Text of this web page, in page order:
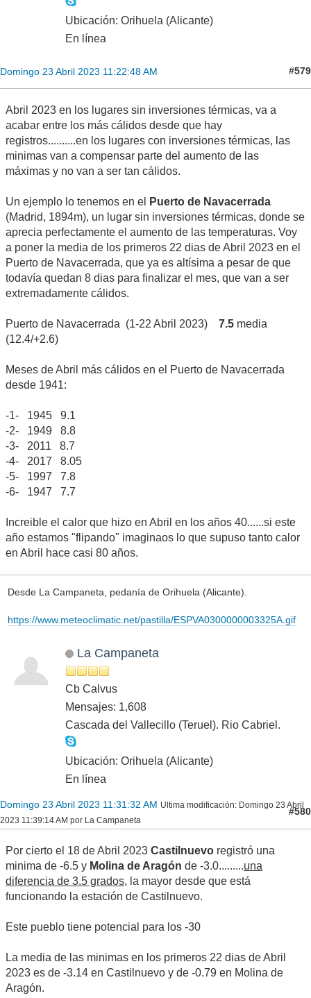
Ubicación: Orihuela (Alicante)
En línea
Domingo 23 Abril 2023 11:22:48 AM #579
Abril 2023 en los lugares sin inversiones térmicas, va a
acabar entre los más cálidos desde que hay
registros..........en los lugares con inversiones térmicas, las
minimas van a compensar parte del aumento de las
máximas y no van a ser tan cálidos.
Un ejemplo lo tenemos en el
Puerto de Navacerrada
(Madrid, 1894m), un lugar sin inversiones térmicas, donde se
aprecia perfectamente el aumento de las temperaturas. Voy
a poner la media de los primeros 22 dias de Abril 2023 en el
Puerto de Navacerrada, que ya es altísima a pesar de que
todavía quedan 8 dias para finalizar el mes, que van a ser
extremadamente cálidos.
Puerto de Navacerrada (1-22 Abril 2023) 7.5 media
(12.4/+2.6)
Meses de Abril más cálidos en el Puerto de Navacerrada
desde 1941:
-1- 1945 9.1
-2- 1949 8.8
-3- 2011 8.7
-4- 2017 8.05
-5- 1997 7.8
-6- 1947 7.7
Increible el calor que hizo en Abril en los años 40......si este
año estamos "flipando" imaginaos lo que supuso tanto calor
en Abril hace casi 80 años.
Desde La Campaneta, pedanía de Orihuela (Alicante).
https://www.meteoclimatic.net/pastilla/ESPVA0300000003325A.gif
La Campaneta
Cb Calvus
Mensajes: 1,608
Cascada del Vallecillo (Teruel). Rio Cabriel.
Ubicación: Orihuela (Alicante)
En línea
Domingo 23 Abril 2023 11:31:32 AM Ultima modificación: Domingo 23 Abril
2023 11:39:14 AM por La Campaneta
#580
Por cierto el 18 de Abril 2023 Castilnuevo registró una
minima de -6.5 y Molina de Aragón de -3.0.........una
diferencia de 3.5 grados, la mayor desde que está
funcionando la estación de Castilnuevo.
Este pueblo tiene potencial para los -30
La media de las minimas en los primeros 22 dias de Abril
2023 es de -3.14 en Castilnuevo y de -0.79 en Molina de
Aragón.